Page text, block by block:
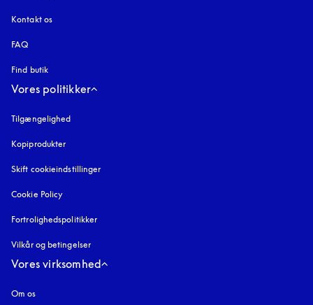
Kontakt os
FAQ
Find butik
Vores politikker
Tilgængelighed
Kopiprodukter
Skift cookieindstillinger
Cookie Policy
Fortrolighedspolitikker
Vilkår og betingelser
Vores virksomhed
Om os